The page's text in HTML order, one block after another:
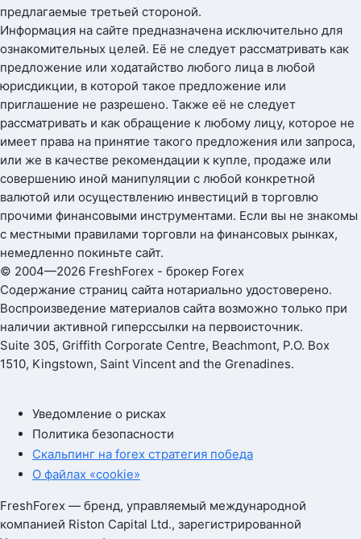
предлагаемые третьей стороной.
Информация на сайте предназначена исключительно для
ознакомительных целей. Её не следует рассматривать как
предложение или ходатайство любого лица в любой
юрисдикции, в которой такое предложение или
приглашение не разрешено. Также её не следует
рассматривать и как обращение к любому лицу, которое не
имеет права на принятие такого предложения или запроса,
или же в качестве рекомендации к купле, продаже или
совершению иной манипуляции с любой конкретной
валютой или осуществлению инвестиций в торговлю
прочими финансовыми инструментами. Если вы не знакомы
с местными правилами торговли на финансовых рынках,
немедленно покиньте сайт.
© 2004—2026 FreshForex - брокер Forex
Содержание страниц сайта нотариально удостоверено.
Воспроизведение материалов сайта возможно только при
наличии активной гиперссылки на первоисточник.
Suite 305, Griffith Corporate Centre, Beachmont, P.O. Box
1510, Kingstown, Saint Vincent and the Grenadines.
Уведомление о рисках
Политика безопасности
Скальпинг на forex стратегия победа
О файлах «cookie»
FreshForex — бренд, управляемый международной
компанией Riston Capital Ltd., зарегистрированной